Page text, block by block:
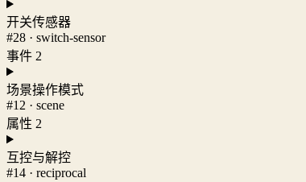
开关传感器
#28 · switch-sensor
事件 2
场景操作模式
#12 · scene
属性 2
互控与解控
#14 · reciprocal